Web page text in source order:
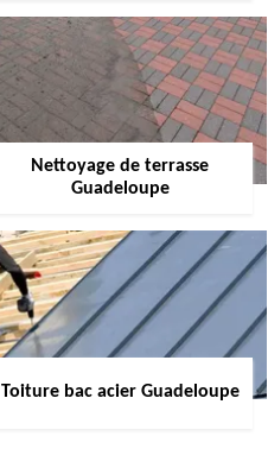
Nettoyage de terrasse
Guadeloupe
Toiture bac acier Guadeloupe